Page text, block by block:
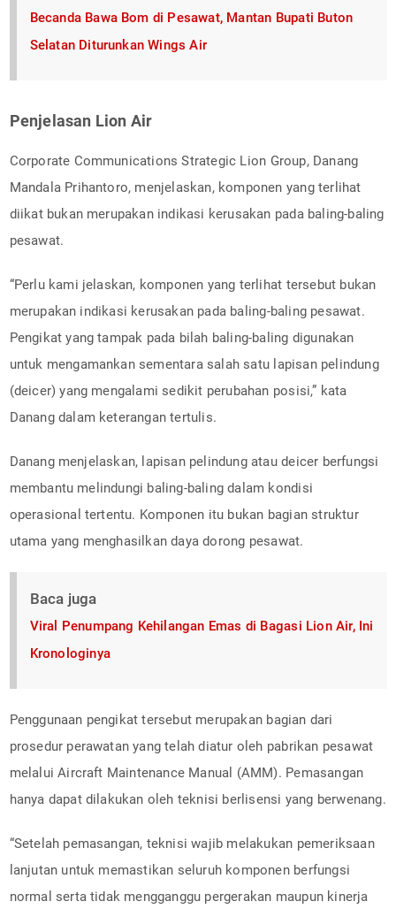
Becanda Bawa Bom di Pesawat, Mantan Bupati Buton
Selatan Diturunkan Wings Air
Penjelasan Lion Air
Corporate Communications Strategic Lion Group, Danang
Mandala Prihantoro, menjelaskan, komponen yang terlihat
diikat bukan merupakan indikasi kerusakan pada baling-baling
pesawat.
“Perlu kami jelaskan, komponen yang terlihat tersebut bukan
merupakan indikasi kerusakan pada baling-baling pesawat.
Pengikat yang tampak pada bilah baling-baling digunakan
untuk mengamankan sementara salah satu lapisan pelindung
(deicer) yang mengalami sedikit perubahan posisi,” kata
Danang dalam keterangan tertulis.
Danang menjelaskan, lapisan pelindung atau deicer berfungsi
membantu melindungi baling-baling dalam kondisi
operasional tertentu. Komponen itu bukan bagian struktur
utama yang menghasilkan daya dorong pesawat.
Baca juga
Viral Penumpang Kehilangan Emas di Bagasi Lion Air, Ini
Kronologinya
Penggunaan pengikat tersebut merupakan bagian dari
prosedur perawatan yang telah diatur oleh pabrikan pesawat
melalui Aircraft Maintenance Manual (AMM). Pemasangan
hanya dapat dilakukan oleh teknisi berlisensi yang berwenang.
“Setelah pemasangan, teknisi wajib melakukan pemeriksaan
lanjutan untuk memastikan seluruh komponen berfungsi
normal serta tidak mengganggu pergerakan maupun kinerja